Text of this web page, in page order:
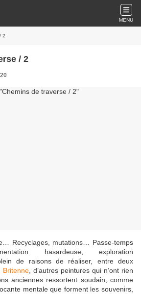
MENU
2
/ 2
Recyclages, mutations… Passe-temps
hasardeuse, exploration
de raisons de réaliser, entre deux
Britenne , d’autres peintures qui n’ont rien
anciennes ressortent soudain, comme
mentale que forment les souvenirs,